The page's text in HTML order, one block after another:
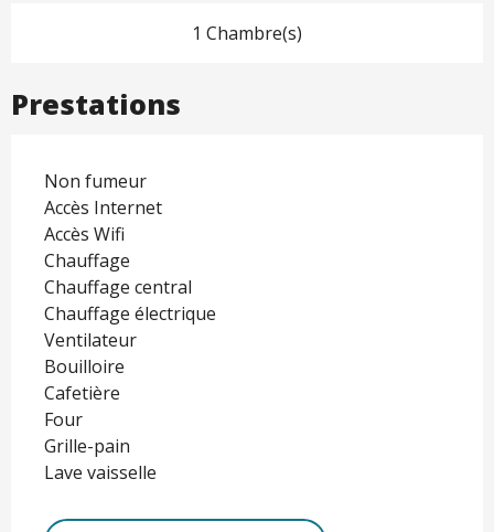
1 Chambre(s)
Prestations
Non fumeur
Accès Internet
Accès Wifi
Chauffage
Chauffage central
Chauffage électrique
Ventilateur
Bouilloire
Cafetière
Four
Grille-pain
Lave vaisselle